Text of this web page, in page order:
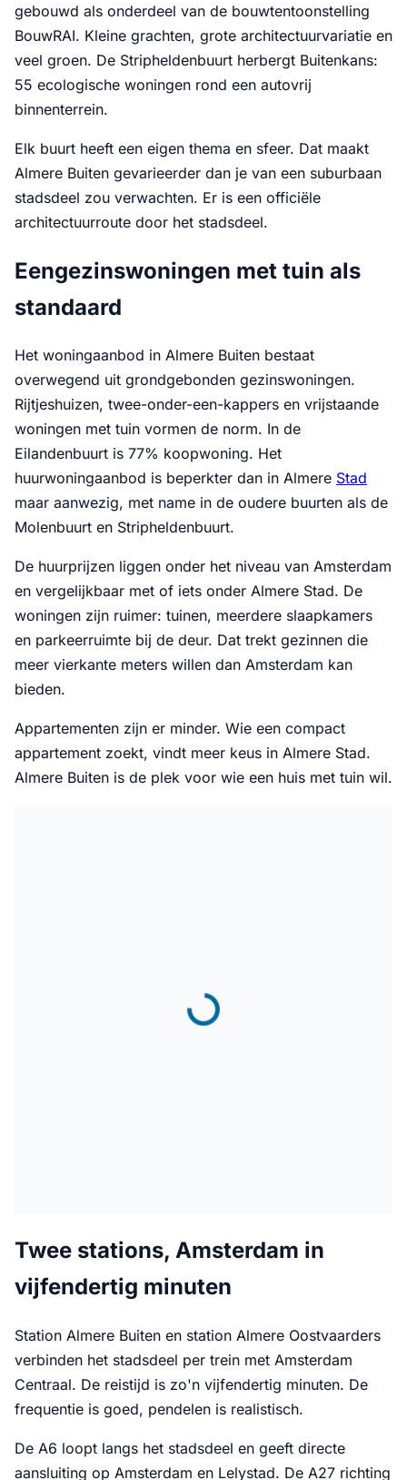
gebouwd als onderdeel van de bouwtentoonstelling
BouwRAI. Kleine grachten, grote architectuurvariatie en
veel groen. De Stripheldenbuurt herbergt Buitenkans:
55 ecologische woningen rond een autovrij
binnenterrein.
Elk buurt heeft een eigen thema en sfeer. Dat maakt
Almere Buiten gevarieerder dan je van een suburbaan
stadsdeel zou verwachten. Er is een officiële
architectuurroute door het stadsdeel.
Eengezinswoningen met tuin als
standaard
Het woningaanbod in Almere Buiten bestaat
overwegend uit grondgebonden gezinswoningen.
Rijtjeshuizen, twee-onder-een-kappers en vrijstaande
woningen met tuin vormen de norm. In de
Eilandenbuurt is 77% koopwoning. Het
huurwoningaanbod is beperkter dan in Almere Stad
maar aanwezig, met name in de oudere buurten als de
Molenbuurt en Stripheldenbuurt.
De huurprijzen liggen onder het niveau van Amsterdam
en vergelijkbaar met of iets onder Almere Stad. De
woningen zijn ruimer: tuinen, meerdere slaapkamers
en parkeerruimte bij de deur. Dat trekt gezinnen die
meer vierkante meters willen dan Amsterdam kan
bieden.
Appartementen zijn er minder. Wie een compact
appartement zoekt, vindt meer keus in Almere Stad.
Almere Buiten is de plek voor wie een huis met tuin wil.
Twee stations, Amsterdam in
vijfendertig minuten
Station Almere Buiten en station Almere Oostvaarders
verbinden het stadsdeel per trein met Amsterdam
Centraal. De reistijd is zo'n vijfendertig minuten. De
frequentie is goed, pendelen is realistisch.
De A6 loopt langs het stadsdeel en geeft directe
aansluiting op Amsterdam en Lelystad. De A27 richting